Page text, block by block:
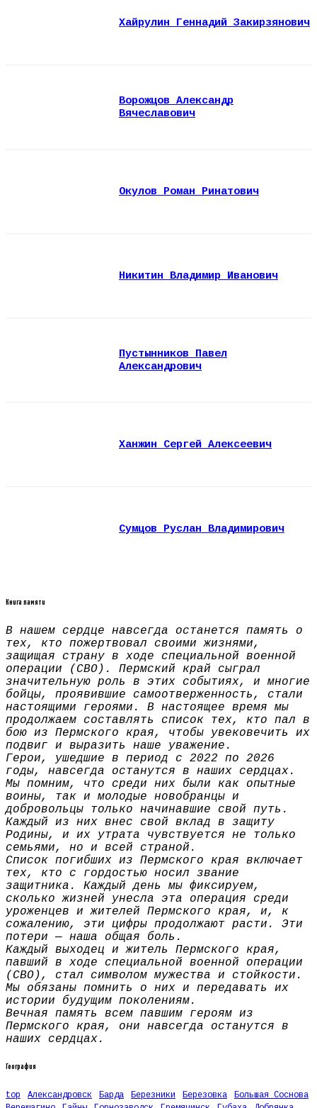
Хайрулин Геннадий Закирзянович
Ворожцов Александр
Вячеславович
Окулов Роман Ринатович
Никитин Владимир Иванович
Пустынников Павел
Александрович
Ханжин Сергей Алексеевич
Сумцов Руслан Владимирович
Книга памяти
В нашем сердце навсегда останется память о
тех, кто пожертвовал своими жизнями,
защищая страну в ходе специальной военной
операции (СВО). Пермский край сыграл
значительную роль в этих событиях, и многие
бойцы, проявившие самоотверженность, стали
настоящими героями. В настоящее время мы
продолжаем составлять список тех, кто пал в
бою из Пермского края, чтобы увековечить их
подвиг и выразить наше уважение.
Герои, ушедшие в период с 2022 по 2026
годы, навсегда останутся в наших сердцах.
Мы помним, что среди них были как опытные
воины, так и молодые новобранцы и
добровольцы только начинавшие свой путь.
Каждый из них внес свой вклад в защиту
Родины, и их утрата чувствуется не только
семьями, но и всей страной.
Список погибших из Пермского края включает
тех, кто с гордостью носил звание
защитника. Каждый день мы фиксируем,
сколько жизней унесла эта операция среди
уроженцев и жителей Пермского края, и, к
сожалению, эти цифры продолжают расти. Эти
потери — наша общая боль.
Каждый выходец и житель Пермского края,
павший в ходе специальной военной операции
(СВО), стал символом мужества и стойкости.
Мы обязаны помнить о них и передавать их
истории будущим поколениям.
Вечная память всем павшим героям из
Пермского края, они навсегда останутся в
наших сердцах.
География
top Александровск Барда Березники Березовка
Большая Соснова